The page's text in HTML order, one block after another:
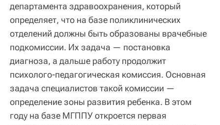
департамента здравоохранения, который
определяет, что на базе поликлинических
отделений должны быть образованы врачебные
подкомиссии. Их задача — постановка
диагноза, а дальше работу продолжит
психолого-педагогическая комиссия. Основная
задача специалистов такой комиссии —
определение зоны развития ребенка. В этом
году на базе МГППУ откроется первая